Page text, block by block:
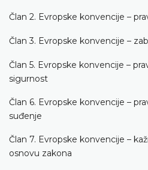
Član 2. Evropske konvencije –
Član 3. Evropske konvencije –
Član 5. Evropske konvencije –
sigurnost
Član 6. Evropske konvencije –
suđenje
Član 7. Evropske konvencije –
osnovu zakona